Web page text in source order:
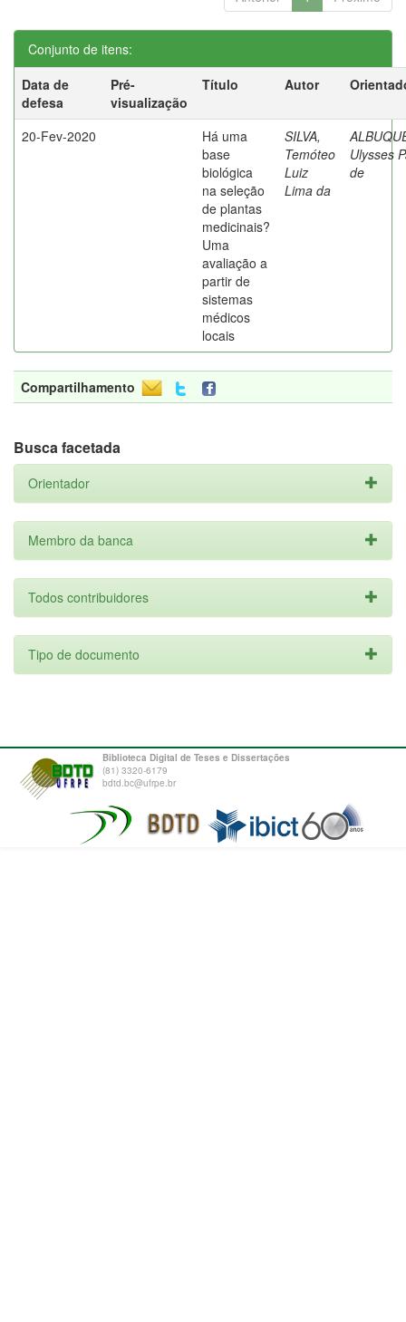
Conjunto de itens:
Data de
defesa
Pré-
visualização
Título Autor
20-Fev-2020
Há uma
base
biológica
na seleção
de plantas
medicinais?
Uma
avaliação a
partir de
sistemas
médicos
locais
SILVA,
Temóteo
Luiz
Lima da
Ulysses
de
Compartilhamento
Busca facetada
Orientador
Membro da banca
Todos contribuidores
Tipo de documento
Biblioteca Digital de Teses e Dissertações
(81) 3320-6179
bdtd.bc@ufrpe.br